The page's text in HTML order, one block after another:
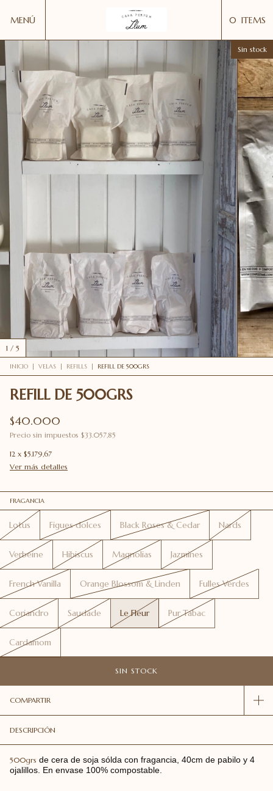
MENÚ 0 ITEMS
Sin stock
1 / 5
INICIO VELAS REFILLS REFILL DE 500GRS
REFILL DE 500GRS
$40.000
Precio sin impuestos $33.057,85
12 x $5.179,67
Ver más detalles
FRAGANCIA
Lotus Figues dolces Black Roses & Cedar Nards
Verbeine Hibiscus Magnolias Jazmines
French Vanilla Orange Blossom & Linden Fulles Verdes
Coriandro Saudade Le Fleur Pur Tabac
Cardamom
COMPARTIR
DESCRIPCIÓN
500grs de cera de soja sólda con fragancia, 40cm de pabilo y 4
ojalillos. En envase 100% compostable.